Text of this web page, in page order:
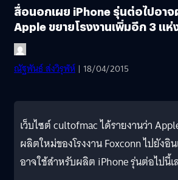
สื่อนอกเผย iPhone รุ่นต่อไปอา
Apple ขยายโรงงานเพิ่มอีก 3 แห่
ณัฐพันธ์ ส่งวิรุฬห์ | 18/04/2015
เว็บไซต์ cultofmac ได้รายงานว่า
ผลิตใหม่ของโรงงาน Foxconn ไปยัง
อาจใช้สำหรับผลิต iPhone รุ่นต่อไปนี้เ